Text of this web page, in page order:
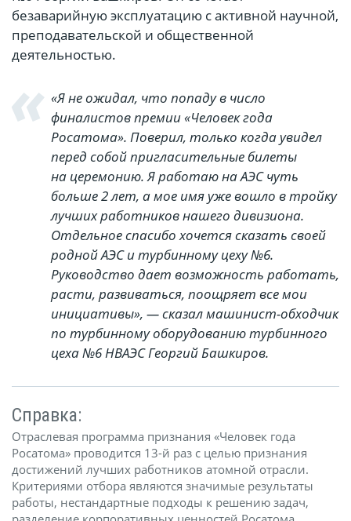
безаварийную эксплуатацию с активной научной,
преподавательской и общественной
деятельностью.
«Я не ожидал, что попаду в число
финалистов премии «Человек года
Росатома». Поверил, только когда увидел
перед собой пригласительные билеты
на церемонию. Я работаю на АЭС чуть
больше 2 лет, а мое имя уже вошло в тройку
лучших работников нашего дивизиона.
Отдельное спасибо хочется сказать своей
родной АЭС и турбинному цеху №6.
Руководство дает возможность работать,
расти, развиваться, поощряет все мои
инициативы», — сказал машинист-обходчик
по турбинному оборудованию турбинного
цеха №6 НВАЭС Георгий Башкиров.
Справка:
Отраслевая программа признания «Человек года
Росатома» проводится 13-й раз с целью признания
достижений лучших работников атомной отрасли.
Критериями отбора являются значимые результаты
работы, нестандартные подходы к решению задач,